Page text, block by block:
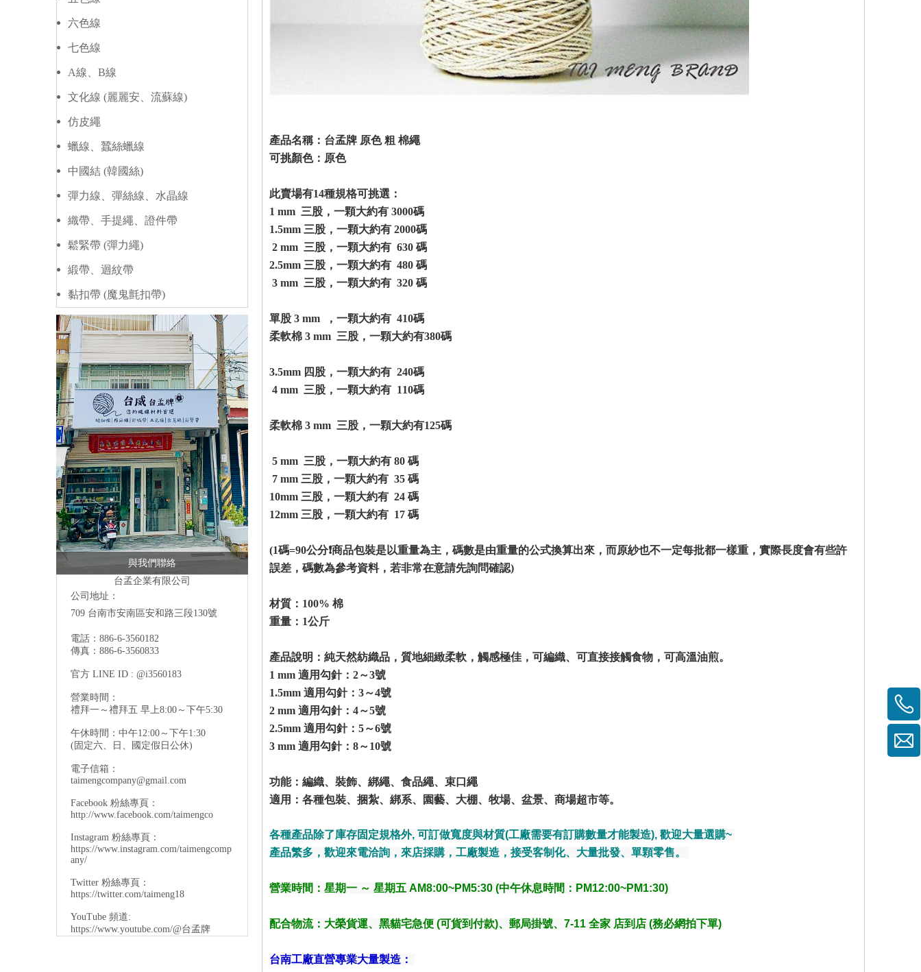
六色線
七色線
A線、B線
文化線 (麗麗安、流蘇線)
仿皮繩
蠟線、蠶絲蠟線
中國結 (韓國絲)
彈力線、彈絲線、水晶線
織帶、手提繩、證件帶
鬆緊帶 (彈力繩)
緞帶、迴紋帶
黏扣帶 (魔鬼氈扣帶)
與我們聯絡
台孟企業有限公司
公司地址：
709 台南市安南區安和路三段130號
電話：886-6-3560182
傳真：886-6-3560833
官方 LINE ID : @i3560183
營業時間：
禮拜一～禮拜五 早上8:00～下午5:30
午休時間：中午12:00～下午1:30
(固定六、日、國定假日公休)
電子信箱：
taimengcompany@gmail.com
Facebook 粉絲專頁：
http://www.facebook.com/taimengco
Instagram 粉絲專頁：
https://www.instagram.com/taimengcomp
any/
Twitter 粉絲專頁：
https://twitter.com/taimeng18
YouTube 頻道:
https://www.youtube.com/@台孟牌
產品名稱：台孟牌 原色 粗 棉繩
可挑顏色：原色
此賣場有14種規格可挑選：
1 mm 三股，一顆大約有 3000碼
1.5mm 三股，一顆大約有 2000碼
2 mm 三股，一顆大約有 630 碼
2.5mm 三股，一顆大約有 480 碼
3 mm 三股，一顆大約有 320 碼
單股 3 mm ，一顆大約有 410碼
柔軟棉 3 mm 三股，一顆大約有380碼
3.5mm 四股，一顆大約有 240碼
4 mm 三股，一顆大約有 110碼
柔軟棉 3 mm 三股，一顆大約有125碼
5 mm 三股，一顆大約有 80 碼
7 mm 三股，一顆大約有 35 碼
10mm 三股，一顆大約有 24 碼
12mm 三股，一顆大約有 17 碼
(1碼=90公分❗️商品包裝是以重量為主，碼數是由重量的公式換算出來，而原紗也不一定每批都一樣重，實際長度會有些許
誤差，碼數為參考資料，若非常在意請先詢問確認)
材質：100% 棉
重量：1公斤
產品說明：純天然紡織品，質地細緻柔軟，觸感極佳，可編織、可直接接觸食物，可高溫油煎。
1 mm 適用勾針：2～3號
1.5mm 適用勾針：3～4號
2 mm 適用勾針：4～5號
2.5mm 適用勾針：5～6號
3 mm 適用勾針：8～10號
功能：編織、裝飾、綁繩、食品繩、束口繩
適用：各種包裝、捆紮、綁系、園藝、大棚、牧場、盆景、商場超市等。
各種產品除了庫存固定規格外, 可訂做寬度與材質(工廠需要有訂購數量才能製造), 歡迎大量選購~
產品繁多，歡迎來電洽詢，來店採購，工廠製造，接受客制化、大量批發、單顆零售。
營業時間：星期一 ～ 星期五 AM8:00~PM5:30 (中午休息時間：PM12:00~PM1:30)
配合物流：大榮貨運、黑貓宅急便 (可貨到付款)、郵局掛號、7-11 全家 店到店 (務必網拍下單)
台南工廠直營專業大量製造：